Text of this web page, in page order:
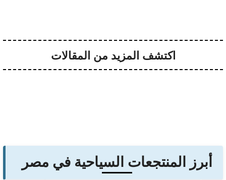
اكتشف المزيد من المقالات
أبرز المنتجعات السياحية في مصر